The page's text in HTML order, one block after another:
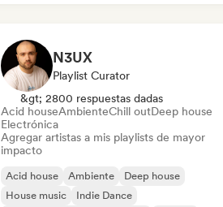
N3UX
Playlist Curator
&gt; 2800 respuestas dadas
Acid houseAmbienteChill outDeep house
Electrónica
Agregar artistas a mis playlists de mayor
impacto
Acid house Ambiente
Deep house
House music
Indie Dance